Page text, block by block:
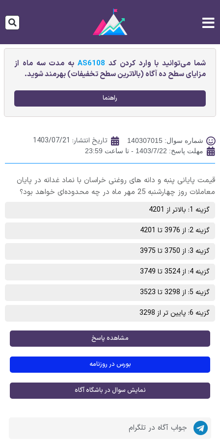
شما می‌توانید با وارد کردن کد AS6108به مدت سه ماه از
مزایای سطح ده آگاه (بالاترین سطح تخفیفات) بهرمند شوید.
راهنما
شماره سوال: 140307015 تاریخ انتشار: 1403/07/21
مهلت پاسخ: 1403/7/22 - تا ساعت 23:59
قیمت پایانی پنبه و دانه های روغنی خراسان با نماد غدانه در پایان
معاملات روز چهارشنبه 25 مهر ماه در چه محدوده‌ای خواهد بود؟
گزینه 1: بالاتر از 4201
گزینه 2: از 3976 تا 4201
گزینه 3: از 3750 تا 3975
گزینه 4: از 3524 تا 3749
گزینه 5: از 3298 تا 3523
گزینه 6: پایین تر از 3298
مشاهده پاسخ
بورس در روزنامه
نمایش سوال در باشگاه آگاه
جواب آگاه در تلگرام